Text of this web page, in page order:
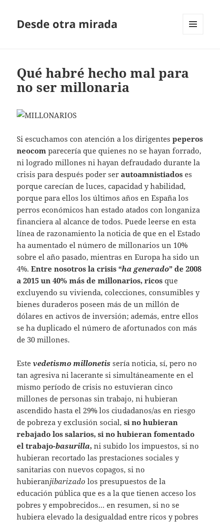
Desde otra mirada
Qué habré hecho mal para
no ser millonaria
Si escuchamos con atención a los dirigentes peperos
neocom parecería que quienes no se hayan forrado,
ni logrado millones ni hayan defraudado durante la
crisis para después poder serautoamnistiados es
porque carecían de luces, capacidad y habilidad,
porque para ellos los últimos años en España los
perros económicos han estado atados con longaniza
financiera al alcance de todos. Puede leerse en esta
línea de razonamiento la noticia de que en el Estado
ha aumentado el número de millonarios un 10%
sobre el año pasado, mientras en Europa ha sido un
4%.Entre nosotros la crisis “ha generado” de 2008
a 2015 un 40% más de millonarios, ricos que
excluyendo su vivienda, colecciones, consumibles y
bienes duraderos poseen más de un millón de
dólares en activos de inversión; además, entre ellos
se ha duplicado el número de afortunados con más
de 30 millones.
Estevedetismo millonetis sería noticia, sí, pero no
tan agresiva ni lacerante si simultáneamente en el
mismo período de crisis no estuvieran cinco
millones de personas sin trabajo, ni hubieran
ascendido hasta el 29% los ciudadanos/as en riesgo
de pobreza y exclusión social,si no hubieran
rebajado los salarios, si no hubieran fomentado
el trabajo-basurilla, ni subido los impuestos, si no
hubieran recortado las prestaciones sociales y
sanitarias con nuevos copagos, si no
hubieranjibarizado los presupuestos de la
educación pública que es a la que tienen acceso los
pobres y empobrecidos… en resumen, si no se
hubiera elevado la desigualdad entre ricos y pobres